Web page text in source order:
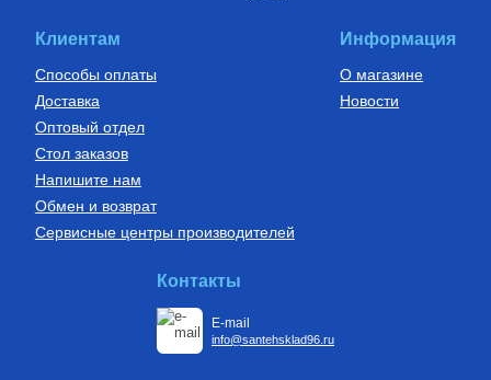
Клиентам
Способы оплаты
Доставка
Оптовый отдел
Стол заказов
Напишите нам
Обмен и возврат
Сервисные центры производителей
Информация
О магазине
Новости
Контакты
E-mail
info@santehsklad96.ru